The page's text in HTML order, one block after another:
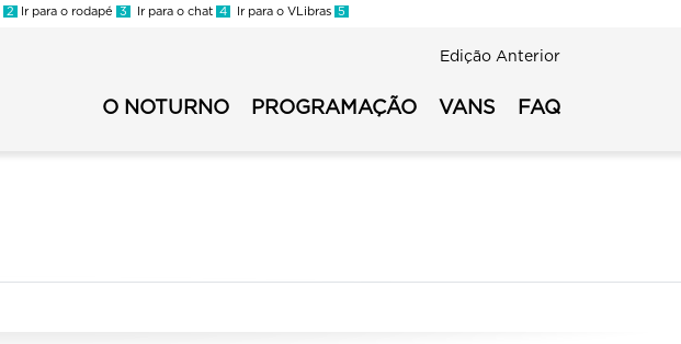
2 Ir para o rodapé 3 Ir para o chat 4 Ir para o VLibras 5
Secundario
Edição Anterior
O NOTURNO PROGRAMAÇÃO VANS FAQ